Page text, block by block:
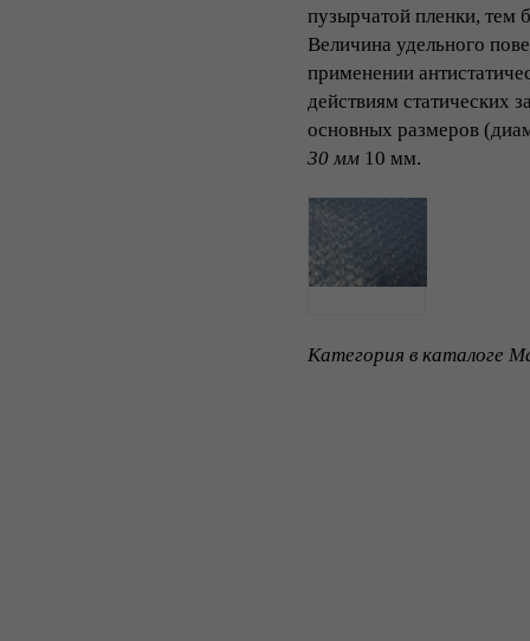
пузырчатой пленки, тем
Величина удельного
применении
действиям статических
основных размеров
30 мм 10 мм.
Категория в каталоге